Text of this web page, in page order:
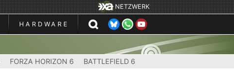
NETZWERK
HARDWARE
FORZA HORIZON 6 BATTLEFIELD 6